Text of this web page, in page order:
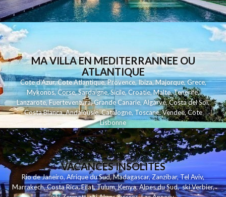
MA VILLA EN MEDITERRANNEE OU
ATLANTIQUE
Cote d'Azur,Cote Atlantique,Provence,Ibiza,Majorque,Grece,
Mykonos,Corse,Sardaigne,Sicile,Croatie,Malte,Tenerife,
Lanzarote,Fuerteventura,Grande Canarie,Algarve,Costa del Sol,
Costa Blanca,Andalousie,Catalogne,Toscane,Vendee,Cote
Lisbonne
VACANCES INSOLITES
Rio de Janeiro,Afrique du Sud,Madagascar,Zanzibar,Tel Aviv,
Marrakech,Costa Rica,Eilat,Tulum,Kenya,Alpes du Sud,ski Verbier,